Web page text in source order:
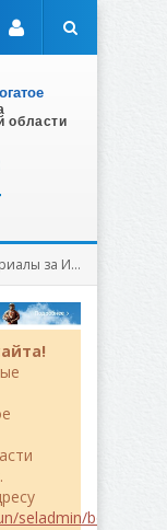
Июнь 2026 года
seladmin/bogatoe/